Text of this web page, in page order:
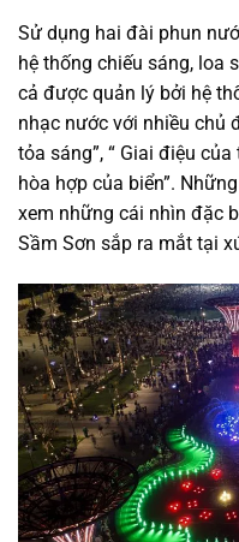
Sử dụng hai đài phun
hệ thống chiếu sáng, loa
cả được quản lý bởi hệ
nhạc nước với nhiều chủ
tỏa sáng”, “ Giai điệu của
hòa hợp của biển”.
xem những cái nhìn đặc
Sầm Sơn sắp ra mắt tại